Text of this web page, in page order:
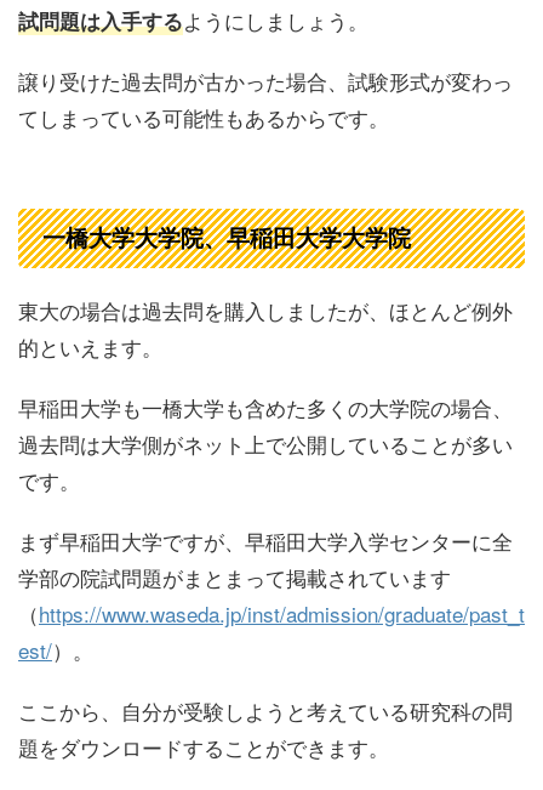
試問題は入手するようにしましょう。
譲り受けた過去問が古かった場合、試験形式が変わっ
てしまっている可能性もあるからです。
一橋大学大学院、早稲田大学大学院
東大の場合は過去問を購入しましたが、ほとんど例外
的といえます。
早稲田大学も一橋大学も含めた多くの大学院の場合、
過去問は大学側がネット 上で公開していることが多い
です。
まず早稲田大学ですが、早稲田大学入学センターに全
学部の院試問題がまとまって掲載されています
（https://www.waseda.jp/inst/admission/graduate/past_t
est/）。
ここから、自分が受験しようと考えている研究科の問
題をダウンロードすることができます。